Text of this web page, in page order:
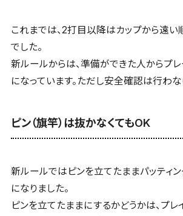
これまでは、2打目以降はカップから遠
でした。
新ルールからは、準備ができた人からプ
になっています。ただし安全確認は行わ
ピン（旗竿）は抜かなくてもOK
新ルールではピンを立てたままパッティ
になりました。
ピンを立てたままにするかどうかは、プ